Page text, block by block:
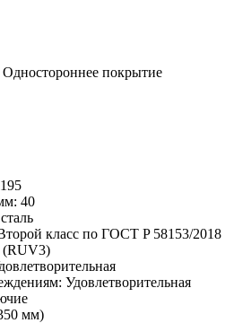
Одностороннее покрытие
40
класс по ГОСТ P 58153/2018
(RUV3)
Удовлетворительная
мм)